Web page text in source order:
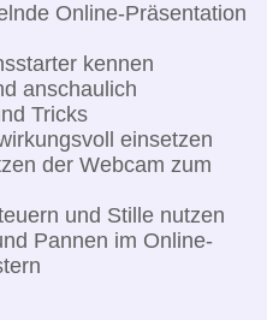
Online-Präsentation
kennen
anschaulich
Tricks
einsetzen
der Webcam zum
und Stille nutzen
Pannen im Online-